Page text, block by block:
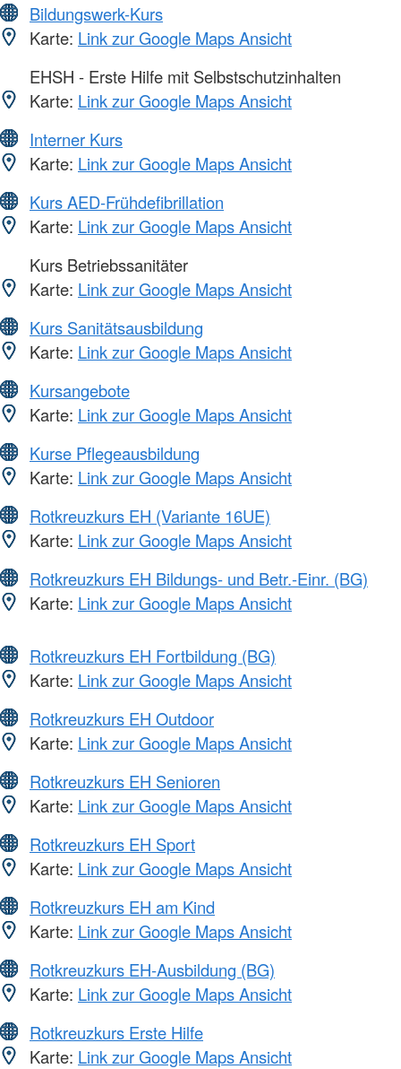
Bildungswerk-Kurs
Karte: Link zur Google Maps Ansicht
EHSH - Erste Hilfe mit Selbstschutzinhalten
Karte: Link zur Google Maps Ansicht
Interner Kurs
Karte: Link zur Google Maps Ansicht
Kurs AED-Frühdefibrillation
Karte: Link zur Google Maps Ansicht
Kurs Betriebssanitäter
Karte: Link zur Google Maps Ansicht
Kurs Sanitätsausbildung
Karte: Link zur Google Maps Ansicht
Kursangebote
Karte: Link zur Google Maps Ansicht
Kurse Pflegeausbildung
Karte: Link zur Google Maps Ansicht
Rotkreuzkurs EH (Variante 16UE)
Karte: Link zur Google Maps Ansicht
Rotkreuzkurs EH Bildungs- und Betr.-Einr. (BG)
Karte: Link zur Google Maps Ansicht
Rotkreuzkurs EH Fortbildung (BG)
Karte: Link zur Google Maps Ansicht
Rotkreuzkurs EH Outdoor
Karte: Link zur Google Maps Ansicht
Rotkreuzkurs EH Senioren
Karte: Link zur Google Maps Ansicht
Rotkreuzkurs EH Sport
Karte: Link zur Google Maps Ansicht
Rotkreuzkurs EH am Kind
Karte: Link zur Google Maps Ansicht
Rotkreuzkurs EH-Ausbildung (BG)
Karte: Link zur Google Maps Ansicht
Rotkreuzkurs Erste Hilfe
Karte: Link zur Google Maps Ansicht